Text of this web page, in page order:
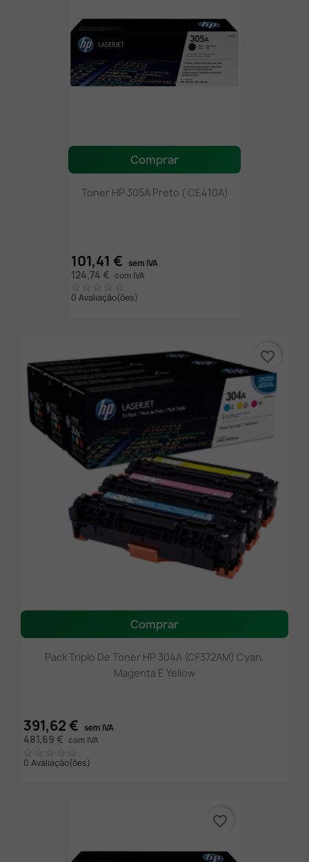
Comprar
Toner HP 305A Preto ( CE410A)
101,41 € sem IVA
124,74 € com IVA
0 Avaliação(ões)
Comprar
Pack Triplo De Toner HP 304A (CF372AM) Cyan,
Magenta E Yellow
391,62 € sem IVA
481,69 € com IVA
0 Avaliação(ões)
favorite_border
favorite_border